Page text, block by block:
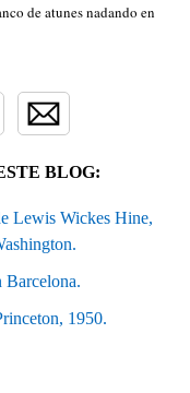
de atunes nadando en
BLOG:
Lewis Wickes Hine,
Barcelona.
1950.